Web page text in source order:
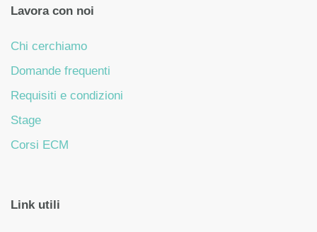
Lavora con noi
Chi cerchiamo
Domande frequenti
Requisiti e condizioni
Stage
Corsi ECM
Link utili